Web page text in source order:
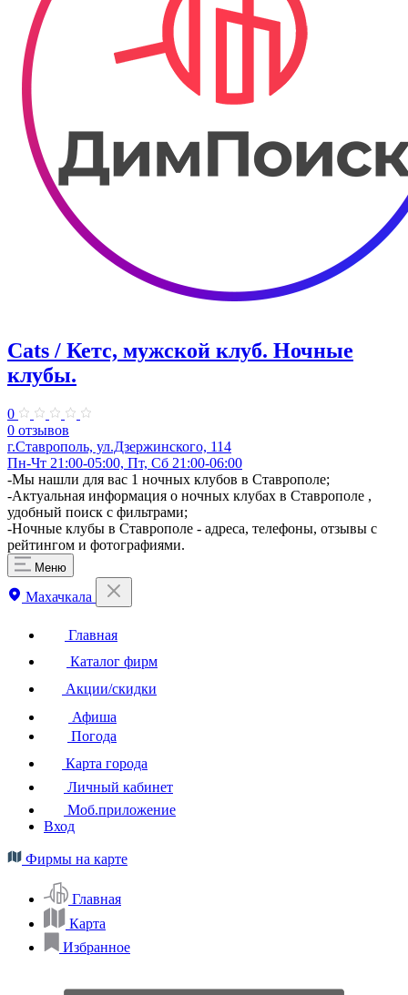
Cats / Кетс, мужской клуб. Ночные
клубы.
0
0 отзывов
г.Ставрополь, ул.Дзержинского, 114
Пн-Чт 21:00-05:00, Пт, Сб 21:00-06:00
-Мы нашли для вас 1 ночных клубов в Ставрополе;
-Актуальная информация о ночных клубах в Ставрополе ,
удобный поиск с фильтрами;
-Ночные клубы в Ставрополе - адреса, телефоны, отзывы с
рейтингом и фотографиями.
Меню
Махачкала
Главная
Каталог фирм
Акции/скидки
Афиша
Погода
Карта города
Личный кабинет
Моб.приложение
Вход
Фирмы на карте
Главная
Карта
Избранное